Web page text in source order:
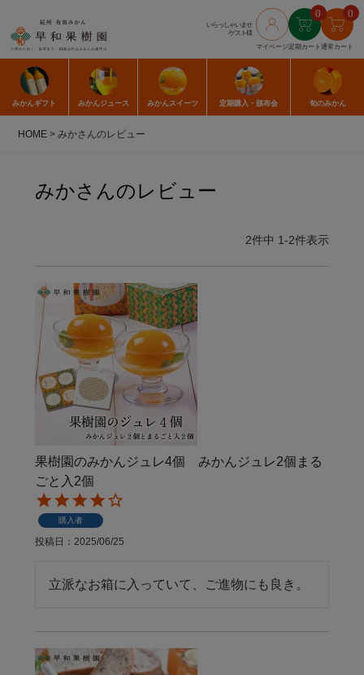
いらっしゃいませ
/ゲスト様
マイページ
0
定期カート
0
通常カート
みかんギフト みかんジュース みかんスイーツ 定期購入 ・頒布会 旬のみかん
HOME みかさんのレビュー
みかさんのレビュー
2件中 1-2件表示
果樹園のみかんジュレ4個 みかんジュレ2個まる
ごと入2個
購入者
投稿日 2025/06/25
立派なお箱に入っていて、ご進物にも良き。